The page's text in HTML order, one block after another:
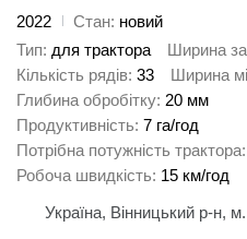
2022
Стан новий
Тип для трактора Ширина
Кількість рядів 33 Ширина
Глибина обробітку 20 мм
Продуктивність 7 га/год
Потрібна потужність трактора
Робоча швидкість 15 км/год
Україна, Вінницький р-н,